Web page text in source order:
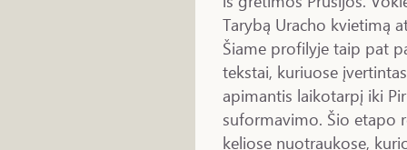
Tarybą Uracho kvietimą
Šiame profilyje taip pat
tekstai, kuriuose
apimantis laikotarpį iki
suformavimo. Šio etapo
keliose nuotraukose,